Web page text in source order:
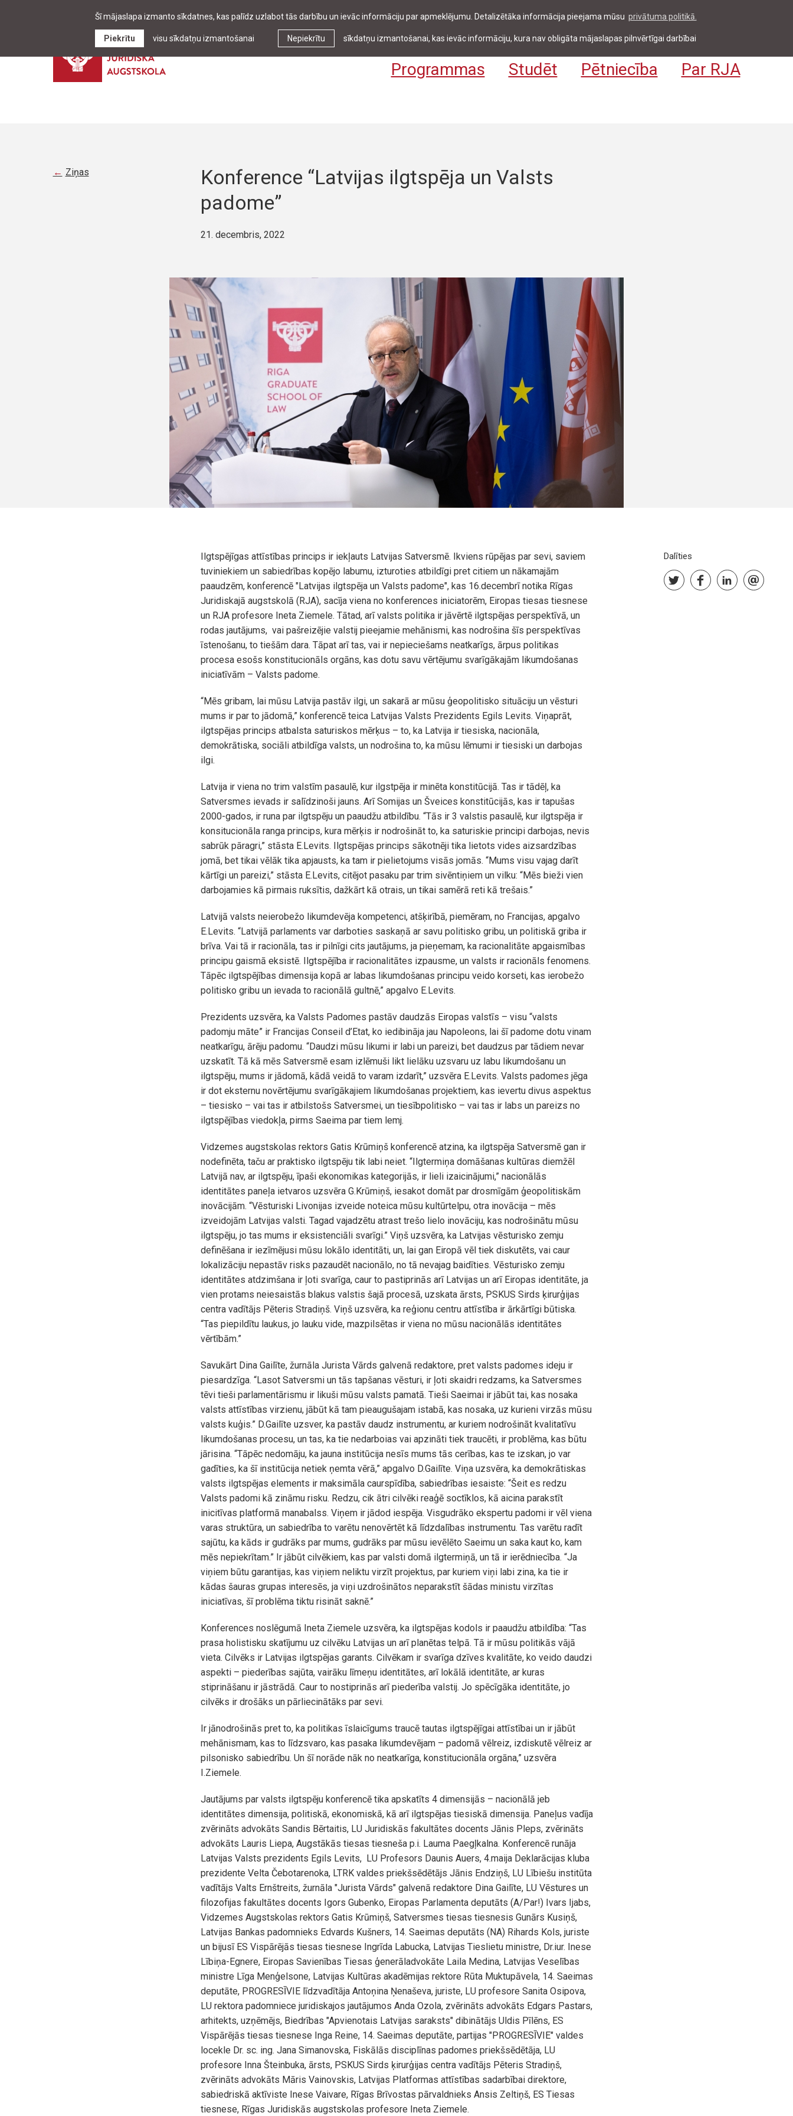
Šī mājaslapa izmanto sīkdatnes, kas palīdz uzlabot tās darbību un ievāc informāciju par apmeklējumu. Detalizētāka informācija pieejama mūsu privātuma politikā.
Nepiekrītu sīkdatņu izmantošanai, kas ievāc informāciju, kura nav obligāta mājaslapas pilnvērtīgai darbībai
Piekrītu visu sīkdatņu izmantošanai Ziņas & pasākumi Bibliotēka Kontakti Studentiem & darbiniekiem Pieteikties
Programmas Studēt Pētniecība Par RJA
Ziņas
Konference “Latvijas ilgtspēja un Valsts
padome”
21. decembris, 2022
Ilgtspējīgas attīstības princips ir iekļauts Latvijas Satversmē. Ikviens rūpējas par sevi, saviem
tuviniekiem un sabiedrības kopējo labumu, izturoties atbildīgi pret citiem un nākamajām
paaudzēm, konferencē "Latvijas ilgtspēja un Valsts padome", kas 16.decembrī notika Rīgas
Juridiskajā augstskolā (RJA), sacīja viena no konferences iniciatorēm, Eiropas tiesas tiesnese
un RJA profesore Ineta Ziemele. Tātad, arī valsts politika ir jāvērtē ilgtspējas perspektīvā, un
rodas jautājums, vai pašreizējie valstij pieejamie mehānismi, kas nodrošina šīs perspektīvas
īstenošanu, to tiešām dara. Tāpat arī tas, vai ir nepieciešams neatkarīgs, ārpus politikas
procesa esošs konstitucionāls orgāns, kas dotu savu vērtējumu svarīgākajām likumdošanas
iniciatīvām – Valsts padome.
“Mēs gribam, lai mūsu Latvija pastāv ilgi, un sakarā ar mūsu ģeopolitisko situāciju un vēsturi
mums ir par to jādomā,” konferencē teica Latvijas Valsts Prezidents Egils Levits. Viņaprāt,
ilgtspējas princips atbalsta saturiskos mērķus – to, ka Latvija ir tiesiska, nacionāla,
demokrātiska, sociāli atbildīga valsts, un nodrošina to, ka mūsu lēmumi ir tiesiski un darbojas
ilgi.
Latvija ir viena no trim valstīm pasaulē, kur ilgstpēja ir minēta konstitūcijā. Tas ir tādēļ, ka
Satversmes ievads ir salīdzinoši jauns. Arī Somijas un Šveices konstitūcijās, kas ir tapušas
2000-gados, ir runa par ilgtspēju un paaudžu atbildību. “Tās ir 3 valstis pasaulē, kur ilgtspēja ir
konsitucionāla ranga princips, kura mērķis ir nodrošināt to, ka saturiskie principi darbojas, nevis
sabrūk pāragri,” stāsta E.Levits. Ilgtspējas princips sākotnēji tika lietots vides aizsardzības
jomā, bet tikai vēlāk tika apjausts, ka tam ir pielietojums visās jomās. “Mums visu vajag darīt
kārtīgi un pareizi,” stāsta E.Levits, citējot pasaku par trim sivēntiņiem un vilku: “Mēs bieži vien
darbojamies kā pirmais ruksītis, dažkārt kā otrais, un tikai samērā reti kā trešais.”
Latvijā valsts neierobežo likumdevēja kompetenci, atšķirībā, piemēram, no Francijas, apgalvo
E.Levits. “Latvijā parlaments var darboties saskaņā ar savu politisko gribu, un politiskā griba ir
brīva. Vai tā ir racionāla, tas ir pilnīgi cits jautājums, ja pieņemam, ka racionalitāte apgaismības
principu gaismā eksistē. Ilgtspējība ir racionalitātes izpausme, un valsts ir racionāls fenomens.
Tāpēc ilgtspējības dimensija kopā ar labas likumdošanas principu veido korseti, kas ierobežo
politisko gribu un ievada to racionālā gultnē,” apgalvo E.Levits.
Prezidents uzsvēra, ka Valsts Padomes pastāv daudzās Eiropas valstīs – visu “valsts
padomju māte” ir Francijas Conseil d’Etat, ko iedibināja jau Napoleons, lai šī padome dotu vinam
neatkarīgu, ārēju padomu. “Daudzi mūsu likumi ir labi un pareizi, bet daudzus par tādiem nevar
uzskatīt. Tā kā mēs Satversmē esam izlēmuši likt lielāku uzsvaru uz labu likumdošanu un
ilgtspēju, mums ir jādomā, kādā veidā to varam izdarīt,” uzsvēra E.Levits. Valsts padomes jēga
ir dot eksternu novērtējumu svarīgākajiem likumdošanas projektiem, kas ievertu divus aspektus
– tiesisko – vai tas ir atbilstošs Satversmei, un tiesībpolitisko – vai tas ir labs un pareizs no
ilgtspējības viedokļa, pirms Saeima par tiem lemj.
Vidzemes augstskolas rektors Gatis Krūmiņš konferencē atzina, ka ilgtspēja Satversmē gan ir
nodefinēta, taču ar praktisko ilgtspēju tik labi neiet. “Ilgtermiņa domāšanas kultūras diemžēl
Latvijā nav, ar ilgtspēju, īpaši ekonomikas kategorijās, ir lieli izaicinājumi,” nacionālās
identitātes paneļa ietvaros uzsvēra G.Krūmiņš, iesakot domāt par drosmīgām ģeopolitiskām
inovācijām. “Vēsturiski Livonijas izveide noteica mūsu kultūrtelpu, otra inovācija – mēs
izveidojām Latvijas valsti. Tagad vajadzētu atrast trešo lielo inovāciju, kas nodrošinātu mūsu
ilgtspēju, jo tas mums ir eksistenciāli svarīgi.” Viņš uzsvēra, ka Latvijas vēsturisko zemju
definēšana ir iezīmējusi mūsu lokālo identitāti, un, lai gan Eiropā vēl tiek diskutēts, vai caur
lokalizāciju nepastāv risks pazaudēt nacionālo, no tā nevajag baidīties. Vēsturisko zemju
identitātes atdzimšana ir ļoti svarīga, caur to pastiprinās arī Latvijas un arī Eiropas identitāte, ja
vien protams neiesaistās blakus valstis šajā procesā, uzskata ārsts, PSKUS Sirds ķirurģijas
centra vadītājs Pēteris Stradiņš. Viņš uzsvēra, ka reģionu centru attīstība ir ārkārtīgi būtiska.
“Tas piepildītu laukus, jo lauku vide, mazpilsētas ir viena no mūsu nacionālās identitātes
vērtībām.”
Savukārt Dina Gailīte, žurnāla Jurista Vārds galvenā redaktore, pret valsts padomes ideju ir
piesardzīga. “Lasot Satversmi un tās tapšanas vēsturi, ir ļoti skaidri redzams, ka Satversmes
tēvi tieši parlamentārismu ir likuši mūsu valsts pamatā. Tieši Saeimai ir jābūt tai, kas nosaka
valsts attīstības virzienu, jābūt kā tam pieaugušajam istabā, kas nosaka, uz kurieni virzās mūsu
valsts kuģis.” D.Gailīte uzsver, ka pastāv daudz instrumentu, ar kuriem nodrošināt kvalitatīvu
likumdošanas procesu, un tas, ka tie nedarboias vai apzināti tiek traucēti, ir problēma, kas būtu
jārisina. “Tāpēc nedomāju, ka jauna institūcija nesīs mums tās cerības, kas te izskan, jo var
gadīties, ka šī institūcija netiek ņemta vērā,” apgalvo D.Gailīte. Viņa uzsvēra, ka demokrātiskas
valsts ilgtspējas elements ir maksimāla caurspīdība, sabiedrības iesaiste: “Šeit es redzu
Valsts padomi kā zināmu risku. Redzu, cik ātri cilvēki reaģē soctīklos, kā aicina parakstīt
inicitīvas platformā manabalss. Viņem ir jādod iespēja. Visgudrāko ekspertu padomi ir vēl viena
varas struktūra, un sabiedrība to varētu nenovērtēt kā līdzdalības instrumentu. Tas varētu radīt
sajūtu, ka kāds ir gudrāks par mums, gudrāks par mūsu ievēlēto Saeimu un saka kaut ko, kam
mēs nepiekrītam.” Ir jābūt cilvēkiem, kas par valsti domā ilgtermiņā, un tā ir ierēdniecība. “Ja
viņiem būtu garantijas, kas viņiem neliktu virzīt projektus, par kuriem viņi labi zina, ka tie ir
kādas šauras grupas interesēs, ja viņi uzdrošinātos neparakstīt šādas ministu virzītas
iniciatīvas, šī problēma tiktu risināt saknē.”
Konferences noslēgumā Ineta Ziemele uzsvēra, ka ilgtspējas kodols ir paaudžu atbildība: “Tas
prasa holistisku skatījumu uz cilvēku Latvijas un arī planētas telpā. Tā ir mūsu politikās vājā
vieta. Cilvēks ir Latvijas ilgtspējas garants. Cilvēkam ir svarīga dzīves kvalitāte, ko veido daudzi
aspekti – piederības sajūta, vairāku līmeņu identitātes, arī lokālā identitāte, ar kuras
stiprināšanu ir jāstrādā. Caur to nostiprinās arī piederība valstij. Jo spēcīgāka identitāte, jo
cilvēks ir drošāks un pārliecinātāks par sevi.
Ir jānodrošinās pret to, ka politikas īslaicīgums traucē tautas ilgtspējīgai attīstībai un ir jābūt
mehānismam, kas to līdzsvaro, kas pasaka likumdevējam – padomā vēlreiz, izdiskutē vēlreiz ar
pilsonisko sabiedrību. Un šī norāde nāk no neatkarīga, konstitucionāla orgāna,” uzsvēra
I.Ziemele.
Jautājums par valsts ilgtspēju konferencē tika apskatīts 4 dimensijās – nacionālā jeb
identitātes dimensija, politiskā, ekonomiskā, kā arī ilgtspējas tiesiskā dimensija. Paneļus vadīja
zvērināts advokāts Sandis Bērtaitis, LU Juridiskās fakultātes docents Jānis Pleps, zvērināts
advokāts Lauris Liepa, Augstākās tiesas tiesneša p.i. Lauma Paegļkalna. Konferencē runāja
Latvijas Valsts prezidents Egils Levits, LU Profesors Daunis Auers, 4.maija Deklarācijas kluba
prezidente Velta Čebotarenoka, LTRK valdes priekšsēdētājs Jānis Endziņš, LU Lībiešu institūta
vadītājs Valts Ernštreits, žurnāla "Jurista Vārds" galvenā redaktore Dina Gailīte, LU Vēstures un
filozofijas fakultātes docents Igors Gubenko, Eiropas Parlamenta deputāts (A/Par!) Ivars Ijabs,
Vidzemes Augstskolas rektors Gatis Krūmiņš, Satversmes tiesas tiesnesis Gunārs Kusiņš,
Latvijas Bankas padomnieks Edvards Kušners, 14. Saeimas deputāts (NA) Rihards Kols, juriste
un bijusī ES Vispārējās tiesas tiesnese Ingrīda Labucka, Latvijas Tieslietu ministre, Dr.iur. Inese
Lībiņa-Egnere, Eiropas Savienības Tiesas ģenerāladvokāte Laila Medina, Latvijas Veselības
ministre Līga Menģelsone, Latvijas Kultūras akadēmijas rektore Rūta Muktupāvela, 14. Saeimas
deputāte, PROGRESĪVIE līdzvadītāja Antoņina Ņenaševa, juriste, LU profesore Sanita Osipova,
LU rektora padomniece juridiskajos jautājumos Anda Ozola, zvērināts advokāts Edgars Pastars,
arhitekts, uzņēmējs, Biedrības "Apvienotais Latvijas saraksts" dibinātājs Uldis Pīlēns, ES
Vispārējās tiesas tiesnese Inga Reine, 14. Saeimas deputāte, partijas "PROGRESĪVIE" valdes
locekle Dr. sc. ing. Jana Simanovska, Fiskālās disciplīnas padomes priekšsēdētāja, LU
profesore Inna Šteinbuka, ārsts, PSKUS Sirds ķirurģijas centra vadītājs Pēteris Stradiņš,
zvērināts advokāts Māris Vainovskis, Latvijas Platformas attīstības sadarbībai direktore,
sabiedriskā aktīviste Inese Vaivare, Rīgas Brīvostas pārvaldnieks Ansis Zeltiņš, ES Tiesas
tiesnese, Rīgas Juridiskās augstskolas profesore Ineta Ziemele.
Dalīties